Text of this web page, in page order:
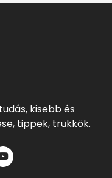
kisebb és
tippek, trükkök.